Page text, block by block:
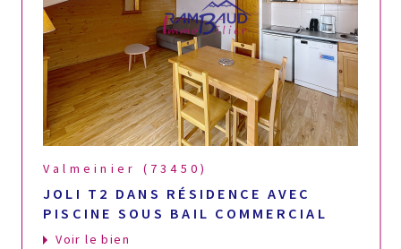
Valmeinier (73450)
JOLI T2 DANS RÉSIDENCE AVEC
PISCINE SOUS BAIL COMMERCIAL
Voir le bien